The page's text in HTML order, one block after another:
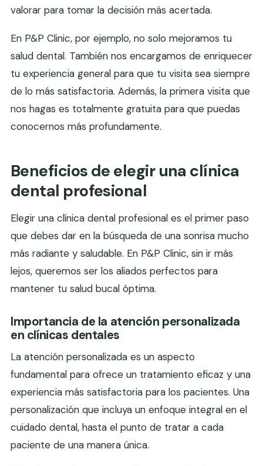
valorar para tomar la decisión más acertada.
En P&P Clinic, por ejemplo, no solo mejoramos tu
salud dental. También nos encargamos de enriquecer
tu experiencia general para que tu visita sea siempre
de lo más satisfactoria. Además, la primera visita que
nos hagas es totalmente gratuita para que puedas
conocernos más profundamente.
Beneficios de elegir una clínica
dental profesional
Elegir una clínica dental profesional es el primer paso
que debes dar en la búsqueda de una sonrisa mucho
más radiante y saludable. En P&P Clinic, sin ir más
lejos, queremos ser los aliados perfectos para
mantener tu salud bucal óptima.
Importancia de la atención personalizada
en clínicas dentales
La atención personalizada es un aspecto
fundamental para ofrece un tratamiento eficaz y una
experiencia más satisfactoria para los pacientes. Una
personalización que incluya un enfoque integral en el
cuidado dental, hasta el punto de tratar a cada
paciente de una manera única.